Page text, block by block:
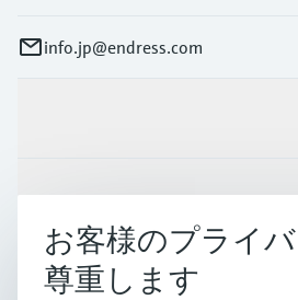
info.jp@endress.com
インダストリー
サポート
お客様のプライ
尊重します